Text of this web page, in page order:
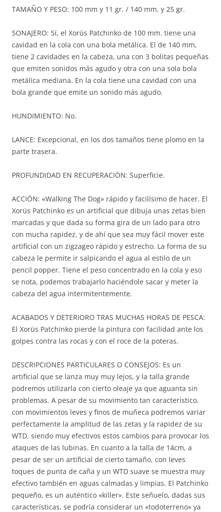
TAMAÑO Y PESO: 100 mm y 11 gr. / 140 mm. y 25 gr.
SONAJERO: Sí, el Xorüs Patchinko de 100 mm. tiene una
cavidad en la cola con una bola metálica. El de 140 mm,
tiene 2 cavidades en la cabeza, una con 3 bolitas pequeñas
que emiten sonidos más agudo y otra con una sola bola
metálica mediana. En la cola tiene una cavidad con una
bola grande que emite un sonido más agudo.
HUNDIMIENTO: No.
LANCE: Excepcional, en los dos tamaños tiene plomo en la
parte trasera.
PROFUNDIDAD EN RECUPERACIÓN: Superficie.
ACCIÓN: «Walking The Dog» rápido y facilísimo de hacer. El
Xorüs Patchinko es un artificial que dibuja unas zetas bien
marcadas y que dada su forma gira de un lado para otro
con mucha rapidez, y de ahí que sea muy fácil mover este
artificial con un zigzageo rápido y estrecho. La forma de su
cabeza le permite ir salpicando el agua al estilo de un
pencil popper. Tiene el peso concentrado en la cola y eso
se nota, podemos trabajarlo haciéndole sacar y meter la
cabeza del agua intermitentemente.
ACABADOS Y DETERIORO TRAS MUCHAS HORAS DE PESCA:
El Xorüs Patchinko pierde la pintura con facilidad ante los
golpes contra las rocas y con el roce de la poteras.
DESCRIPCIONES PARTICULARES O CONSEJOS: Es un
artificial que se lanza muy muy lejos, y la talla grande
podremos utilizarla con cierto oleaje ya que aguanta sin
problemas. A pesar de su movimiento tan característico,
con movimientos leves y finos de muñeca podremos variar
perfectamente la amplitud de las zetas y la rapidez de su
WTD, siendo muy efectivos estos cambios para provocar los
ataques de las lubinas. En cuanto a la talla de 14cm, a
pesar de ser un artificial de cierto tamaño, con leves
toques de punta de caña y un WTD suave se muestra muy
efectivo también en aguas calmadas y limpias. El Patchinko
pequeño, es un auténtico «killer». Este señuelo, dadas sus
características, se podría considerar un «todoterreno» ya